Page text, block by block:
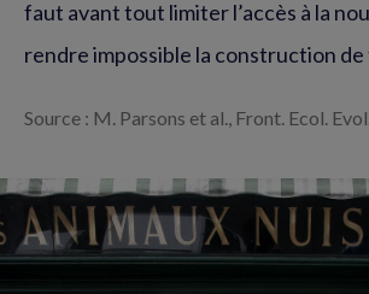
faut avant tout limiter l’accès à la
rendre impossible la construction
Source : M. Parsons et al., Front. Ecol.